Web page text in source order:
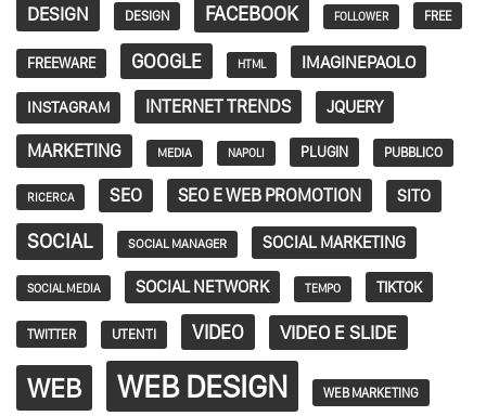
DESIGN DESIGN FACEBOOK FOLLOWER FREE
FREEWARE GOOGLE HTML IMAGINEPAOLO
INSTAGRAM INTERNET TRENDS JQUERY
MARKETING MEDIA NAPOLI PLUGIN PUBBLICO
RICERCA SEO SEO E WEB PROMOTION SITO
SOCIAL SOCIAL MANAGER SOCIAL MARKETING
SOCIAL MEDIA SOCIAL NETWORK TEMPO TIKTOK
TWITTER UTENTI VIDEO VIDEO E SLIDE
WEB WEB DESIGN WEB MARKETING